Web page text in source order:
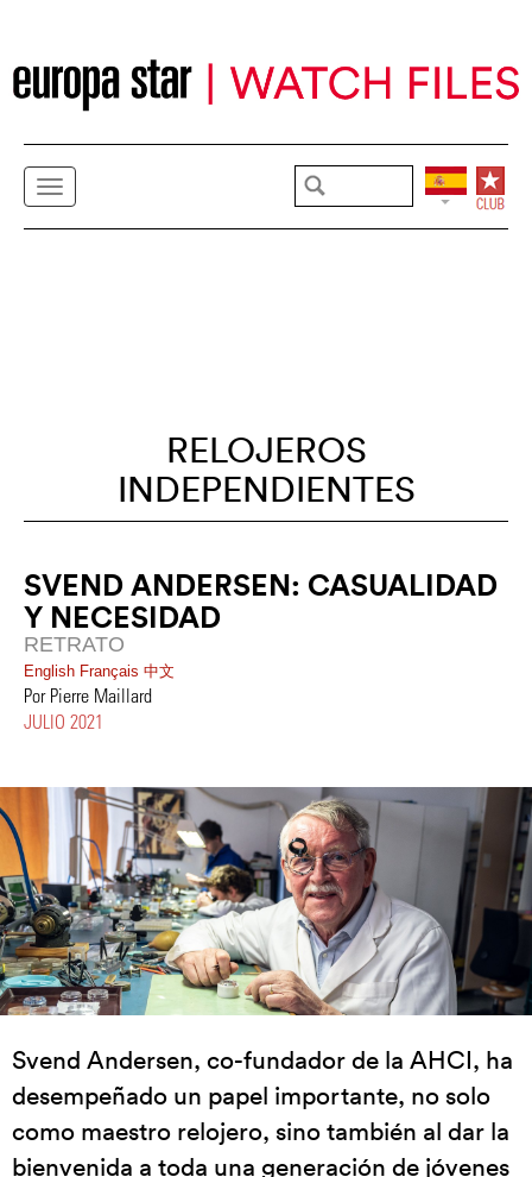
RELOJEROS
INDEPENDIENTES
SVEND ANDERSEN: CASUALIDAD
Y NECESIDAD
RETRATO
English Français 中文
Por Pierre Maillard
JULIO 2021
Svend Andersen, co-fundador de la AHCI, ha
desempeñado un papel importante, no solo
como maestro relojero, sino también al dar la
bienvenida a toda una generación de jóvenes